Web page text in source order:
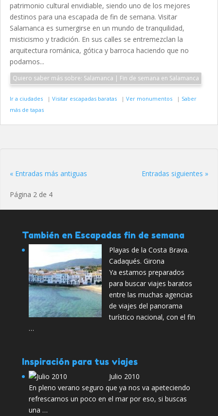
patrimonio cultural envidiable, siendo uno de los mejores
destinos para una escapada de fin de semana. Visitar
Salamanca es sumergirse en un mundo de tranquilidad,
misticismo y tradición. En sus calles se entremezclan la
arquitectura románica, gótica y barroca haciendo que no
podamos...
Quiero saber más sobre: Salamanca | Fin de semana en Salamanca
Ir a ciudades | Visitar escapadas baratas | Ver monumentos | Saber
más de tapas
« Entradas más antiguas Entradas siguientes »
Página 2 de 4
También en Escapadas fin de semana
Playas de la Costa Brava.
Cadaqués. Girona
Ya estamos preparados
para buscar viajes baratos
entre las muchas agencias
de viajes del panorama
turístico nacional, con el fin
…
Inspiración para tus viajes
Julio 2010
En pleno verano seguro que ya nos va apeteciendo
refrescarnos un poco en el mar por eso, si buscas
una …